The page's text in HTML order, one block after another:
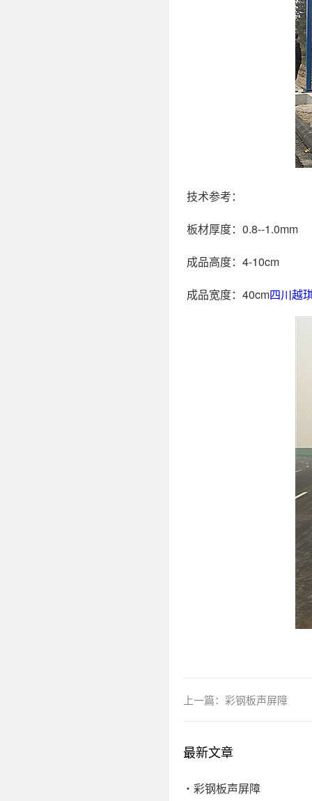
技术参考：
板材厚度：0.8--1.0mm
成品高度：4-10cm
成品宽度：40cm四川越
上一篇： 彩钢板声屏障
最新文章
彩钢板声屏障